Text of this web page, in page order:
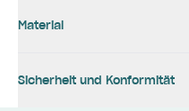
Material
Sicherheit und Konformität